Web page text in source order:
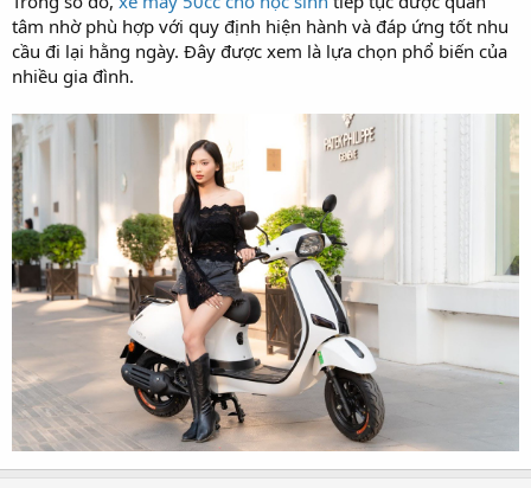
tâm nhờ phù hợp với quy định hiện hành và đáp ứng tốt nhu
cầu đi lại hằng ngày. Đây được xem là lựa chọn phổ biến của
nhiều gia đình.